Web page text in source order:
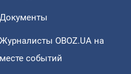
Документы
Журналисты OBOZ.UA на
месте событий